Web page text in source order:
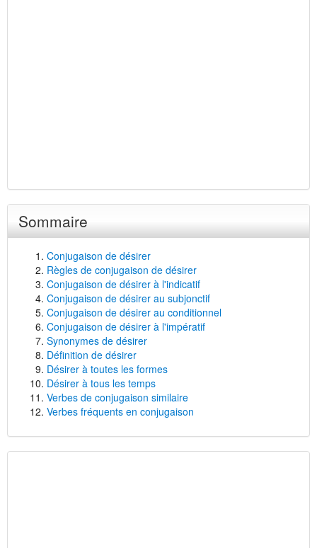
Sommaire
Conjugaison de désirer
Règles de conjugaison de désirer
Conjugaison de désirer à l'indicatif
Conjugaison de désirer au subjonctif
Conjugaison de désirer au conditionnel
Conjugaison de désirer à l'impératif
Synonymes de désirer
Définition de désirer
Désirer à toutes les formes
Désirer à tous les temps
Verbes de conjugaison similaire
Verbes fréquents en conjugaison